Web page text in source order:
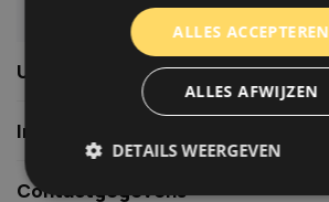
Usefull links
Informatie
Contactgegevens
ALLES ACCEPTEREN
ALLES AFWIJZEN
DETAILS WEERGEVEN